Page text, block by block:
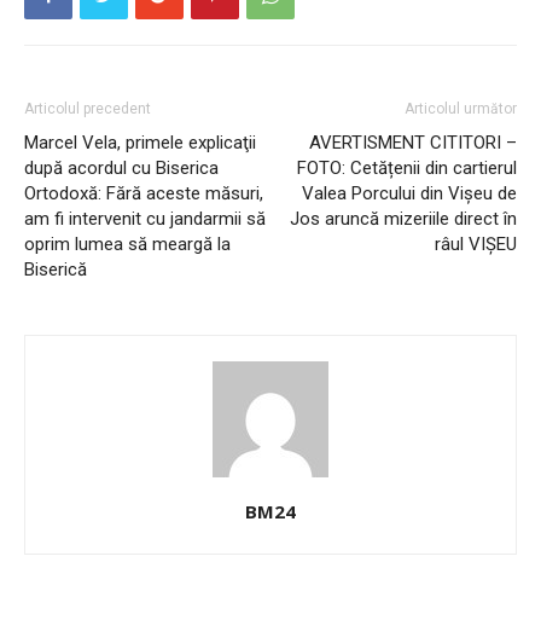
Articolul precedent
Marcel Vela, primele explicaţii
după acordul cu Biserica
Ortodoxă: Fără aceste măsuri,
am fi intervenit cu jandarmii să
oprim lumea să meargă la
Biserică
Articolul următor
AVERTISMENT CITITORI –
FOTO: Cetățenii din cartierul
Valea Porcului din Vișeu de
Jos aruncă mizeriile direct în
râul VIȘEU
BM24